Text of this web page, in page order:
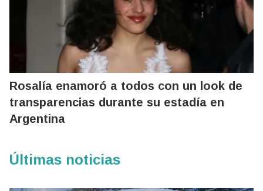
Rosalía enamoró a todos con un look de
transparencias durante su estadía en
Argentina
Últimas noticias